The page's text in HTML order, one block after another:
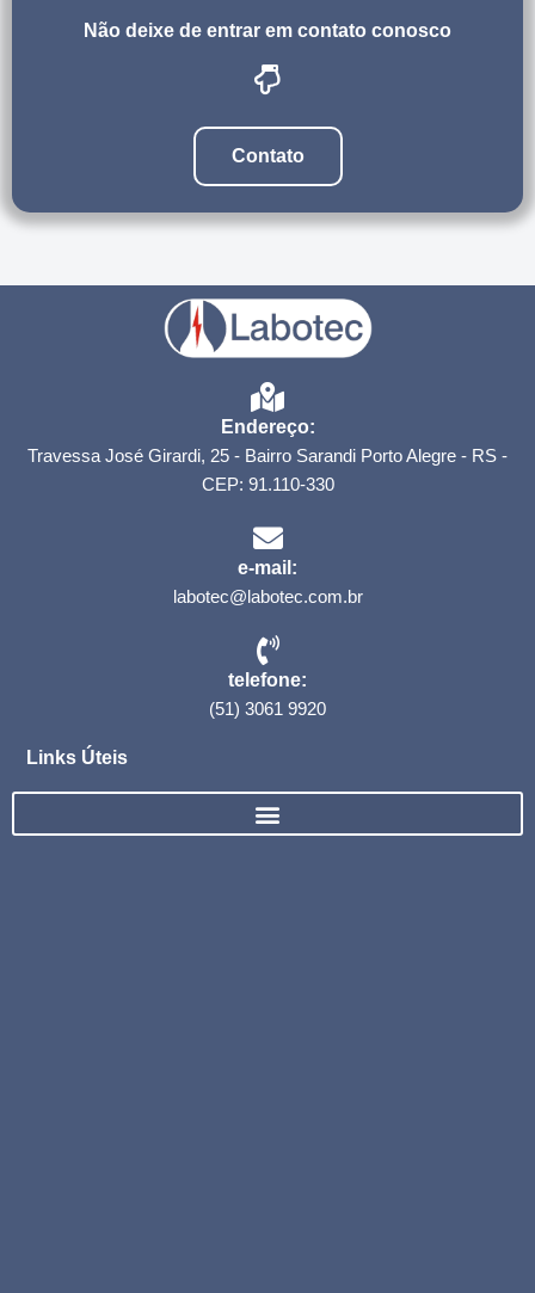
Não deixe de entrar em contato conosco
Contato
Endereço:
Travessa José Girardi, 25 - Bairro Sarandi Porto Alegre - RS -
CEP: 91.110-330
e-mail:
labotec@labotec.com.br
telefone:
(51) 3061 9920
Links Úteis